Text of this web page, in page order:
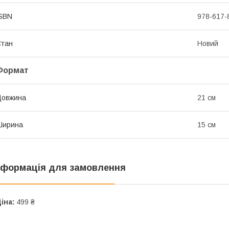
978-617-
Новий
21 см
15 см
для замовлення
499 ₴